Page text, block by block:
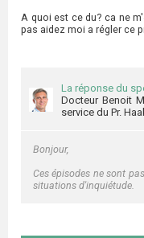
A quoi est ce du? ca ne
pas aidez moi a régler ce
La réponse du
Docteur Benoit
service du Pr.
Bonjour,
Ces épisodes ne sont
situations d'inquiétude.